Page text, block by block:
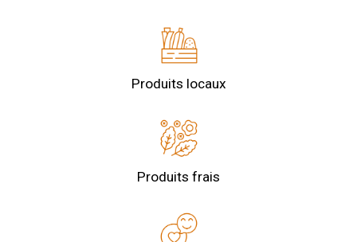
Produits locaux
Produits frais